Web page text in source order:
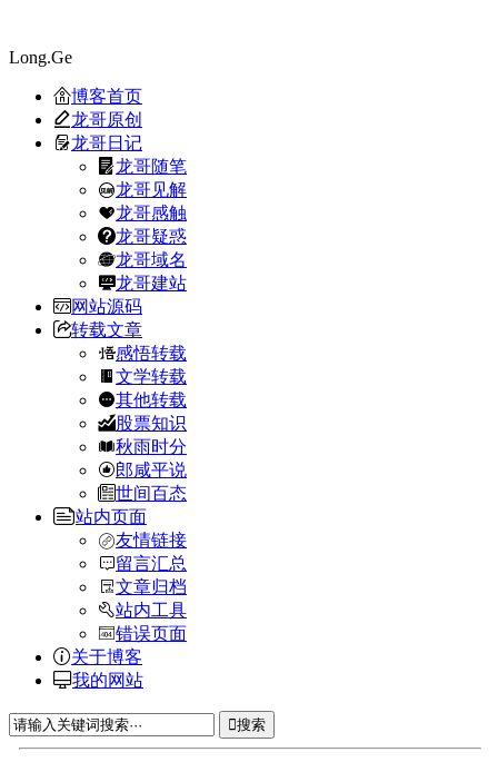
Long.Ge
博客首页
龙哥原创
龙哥日记
龙哥随笔
龙哥见解
龙哥感触
龙哥疑惑
龙哥域名
龙哥建站
网站源码
转载文章
感悟转载
文学转载
其他转载
股票知识
秋雨时分
郎咸平说
世间百态
站内页面
友情链接
留言汇总
文章归档
站内工具
错误页面
关于博客
我的网站
搜索